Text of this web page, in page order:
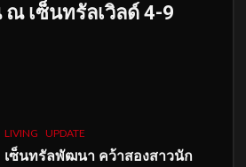
ณ เซ็นทรัลเวิลด์ 4-9
LIVING UPDATE
เซ็นทรัลพัฒนา คว้าสองสาวนัก